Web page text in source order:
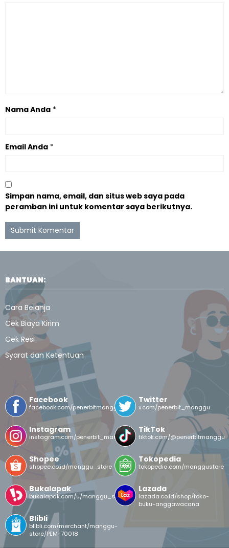
Nama Anda *
Email Anda *
Simpan nama, email, dan situs web saya pada
peramban ini untuk komentar saya berikutnya.
BANTUAN:
Cara Belanja
Cek Biaya Kirim
Cek Resi
Syarat dan Ketentuan
Facebook
facebook.com/penerbitmanggu
Twitter
x.com/penerbit_manggu
Instagram
instagram.com/penerbit_manggu/
TikTok
tiktok.com/@penerbitmanggu
Shopee
shopee.co.id/manggu_store
Tokopedia
tokopedia.com/manggustore
Bukalapak
bukalapak.com/u/manggu_store
Lazada
lazada.co.id/shop/toko-
buku-anggawacana
Blibli
blibli.com/merchant/manggu-
store/PEM-70018